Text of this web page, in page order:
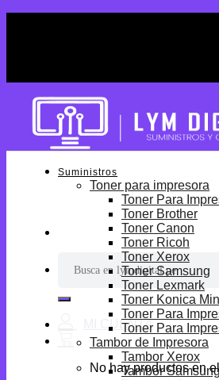
por:
No hay productos en
Suministros
Toner para impresora
Toner Para
Toner Brother
Toner Canon
Toner Ricoh
Toner Xerox
Toner Samsung
Toner Lexmark
Toner Konica
Toner Para
Toner Para
Tambor de Impresora
Tambor Xerox
Tambor Samsung